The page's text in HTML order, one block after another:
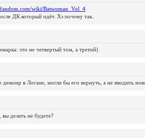
wiki/Batwoman_Vol_4
ДК который идёт. Хз почему так.
это не четвертый том, а третий)
в Логане, могли бы его вернуть, а не вводить
делать не будете?